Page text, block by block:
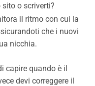
o scriverti?
il ritmo con cui la
che i nuovi
nicchia.
capire quando è il
devi correggere il